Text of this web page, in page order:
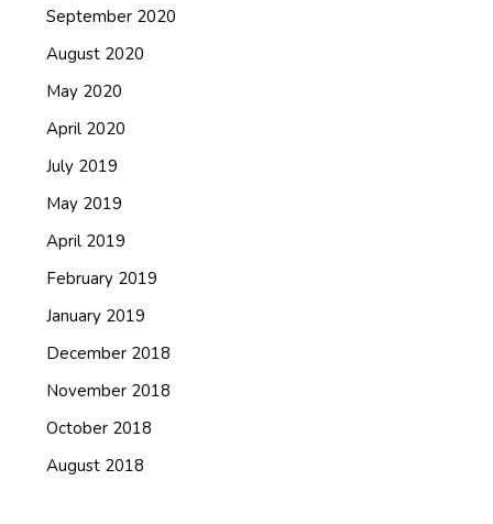
September 2020
August 2020
May 2020
April 2020
July 2019
May 2019
April 2019
February 2019
January 2019
December 2018
November 2018
October 2018
August 2018